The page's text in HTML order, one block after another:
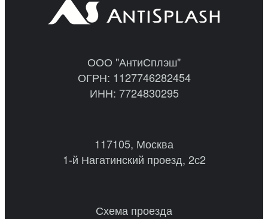
ООО "АнтиСплэш"
ОГРН: 1127746282454
ИНН: 7724830295
117105, Москва
1-й Нагатинский проезд, 2с2
Схема проезда